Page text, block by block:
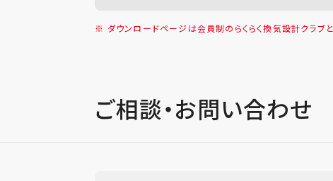
※ ダウンロードページは会員制のらくらく換気設計クラブ
ご相談・お問い合わせ